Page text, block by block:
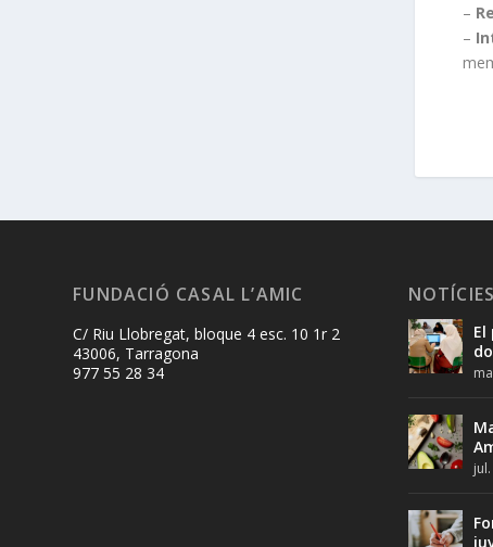
–
–
FUNDACIÓ CASAL L’AMIC
C/ Riu Llobregat, bloque 4 esc. 10 1r 2
43006, Tarragona
977 55 28 34
El